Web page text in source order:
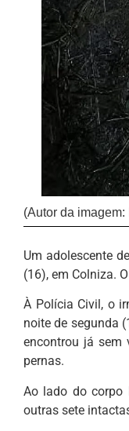
(Autor da
Um adolescente
(16), em Colniza.
À Polícia Civil, o
noite de segunda
encontrou já sem
pernas.
Ao lado do corpo
outras sete